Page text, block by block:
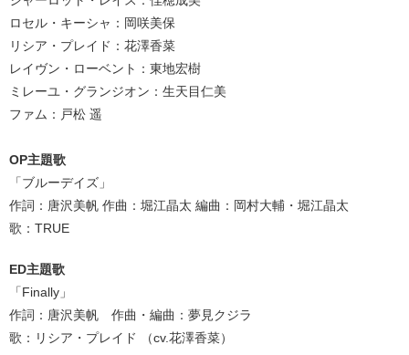
ロセル・キーシャ：岡咲美保
リシア・プレイド：花澤香菜
レイヴン・ローベント：東地宏樹
ミレーユ・グランジオン：生天目仁美
ファム：戸松 遥
OP主題歌
「ブルーデイズ」
作詞：唐沢美帆 作曲：堀江晶太 編曲：岡村大輔・堀江晶太
歌：TRUE
ED主題歌
「Finally」
作詞：唐沢美帆 作曲・編曲：夢見クジラ
歌：リシア・プレイド （cv.花澤香菜）